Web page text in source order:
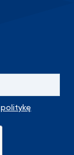
politykę